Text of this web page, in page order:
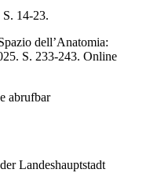
14-23.
dell’Anatomia:
S. 233-243. Online
abrufbar
Landeshauptstadt